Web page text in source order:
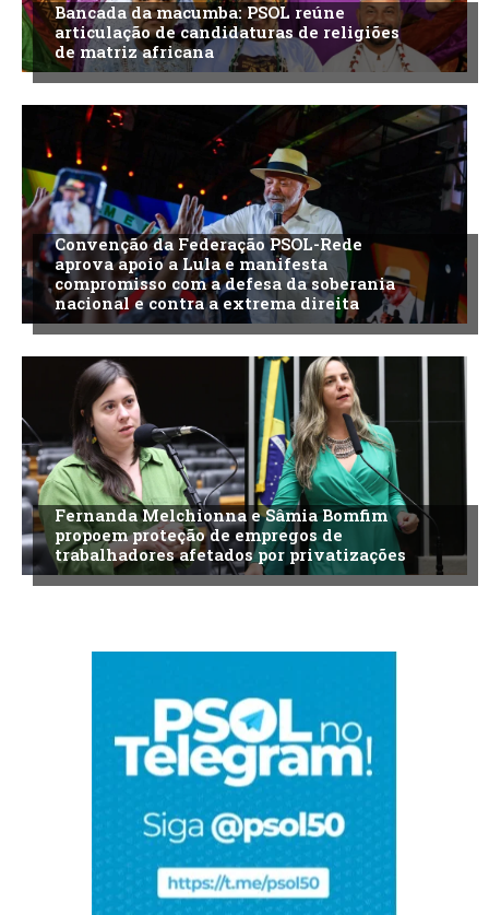
Bancada da macumba: PSOL reúne
articulação de candidaturas de religiões
de matriz africana
Convenção da Federação PSOL-Rede
aprova apoio a Lula e manifesta
compromisso com a defesa da soberania
nacional e contra a extrema direita
Fernanda Melchionna e Sâmia Bomfim
propoem proteção de empregos de
trabalhadores afetados por privatizações